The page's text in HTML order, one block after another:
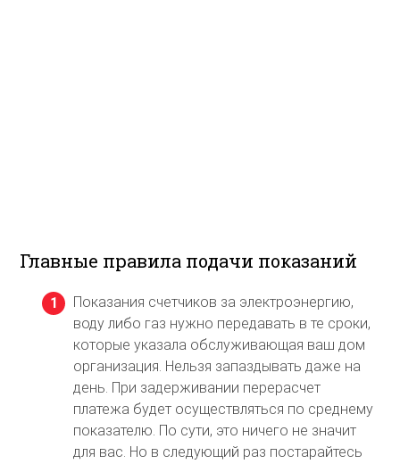
Главные правила подачи показаний
Показания счетчиков за электроэнергию,
воду либо газ нужно передавать в те сроки,
которые указала обслуживающая ваш дом
организация. Нельзя запаздывать даже на
день. При задерживании перерасчет
платежа будет осуществляться по среднему
показателю. По сути, это ничего не значит
для вас. Но в следующий раз постарайтесь